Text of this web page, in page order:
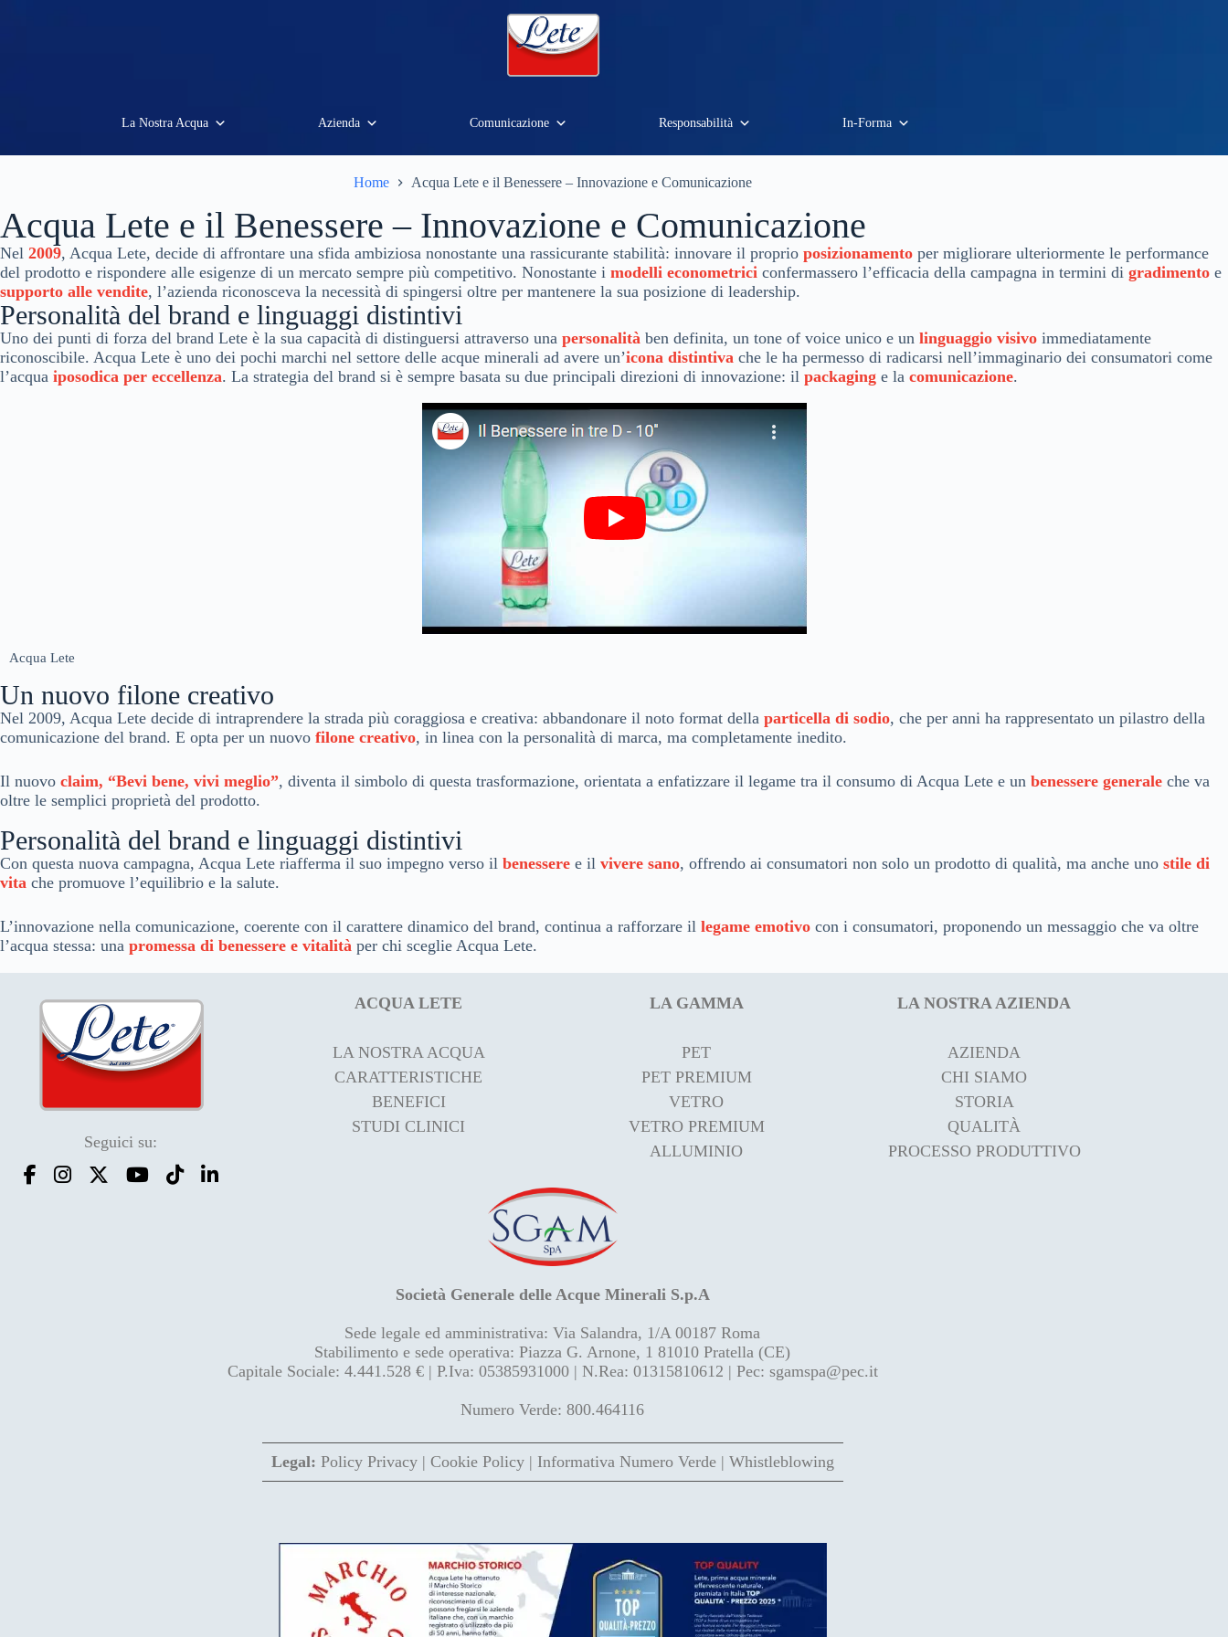
La Nostra Acqua Azienda Comunicazione Responsabilità In-Forma
Home Acqua Lete e il Benessere – Innovazione e Comunicazione
Acqua Lete e il Benessere – Innovazione e Comunicazione
Nel 2009, Acqua Lete, decide di affrontare una sfida ambiziosa nonostante una rassicurante stabilità: innovare il proprio posizionamento per migliorare ulteriormente le performance
del prodotto e rispondere alle esigenze di un mercato sempre più competitivo. Nonostante i modelli econometrici confermassero l’efficacia della campagna in termini di gradimento e
supporto alle vendite, l’azienda riconosceva la necessità di spingersi oltre per mantenere la sua posizione di leadership.
Personalità del brand e linguaggi distintivi
Uno dei punti di forza del brand Lete è la sua capacità di distinguersi attraverso una personalità ben definita, un tone of voice unico e un linguaggio visivo immediatamente
riconoscibile. Acqua Lete è uno dei pochi marchi nel settore delle acque minerali ad avere un’icona distintiva che le ha permesso di radicarsi nell’immaginario dei consumatori come
l’acqua iposodica per eccellenza. La strategia del brand si è sempre basata su due principali direzioni di innovazione: il packaging e la comunicazione.
Acqua Lete
Un nuovo filone creativo
Nel 2009, Acqua Lete decide di intraprendere la strada più coraggiosa e creativa: abbandonare il noto format della particella di sodio, che per anni ha rappresentato un pilastro della
comunicazione del brand. E opta per un nuovo filone creativo, in linea con la personalità di marca, ma completamente inedito.
Il nuovo claim, “Bevi bene, vivi meglio”, diventa il simbolo di questa trasformazione, orientata a enfatizzare il legame tra il consumo di Acqua Lete e un benessere generale che va
oltre le semplici proprietà del prodotto.
Personalità del brand e linguaggi distintivi
Con questa nuova campagna, Acqua Lete riafferma il suo impegno verso il benessere e il vivere sano, offrendo ai consumatori non solo un prodotto di qualità, ma anche uno stile di
vita che promuove l’equilibrio e la salute.
L’innovazione nella comunicazione, coerente con il carattere dinamico del brand, continua a rafforzare il legame emotivo con i consumatori, proponendo un messaggio che va oltre
l’acqua stessa: una promessa di benessere e vitalità per chi sceglie Acqua Lete.
Seguici su:
ACQUA LETE
LA NOSTRA ACQUA
CARATTERISTICHE
BENEFICI
STUDI CLINICI
LA GAMMA
PET
PET PREMIUM
VETRO
VETRO PREMIUM
ALLUMINIO
LA NOSTRA AZIENDA
AZIENDA
CHI SIAMO
STORIA
QUALITÀ
PROCESSO PRODUTTIVO
Società Generale delle Acque Minerali S.p.A
Sede legale ed amministrativa: Via Salandra, 1/A 00187 Roma
Stabilimento e sede operativa: Piazza G. Arnone, 1 81010 Pratella (CE)
Capitale Sociale: 4.441.528 € | P.Iva: 05385931000 | N.Rea: 01315810612 | Pec: sgamspa@pec.it
Numero Verde: 800.464116
Legal: Policy Privacy| Cookie Policy| Informativa Numero Verde| Whistleblowing